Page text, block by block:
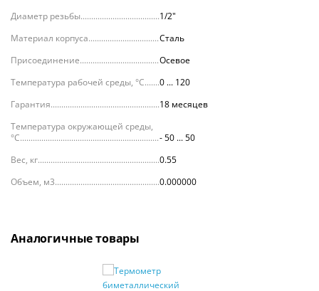
Диаметр резьбы
1/2"
Материал корпуса
Сталь
Присоединение
Осевое
Температура рабочей среды, °С
0 ... 120
Гарантия
18 месяцев
Температура окружающей среды,
°С
- 50 ... 50
Вес, кг
0.55
Объем, м3
0.000000
Аналогичные товары